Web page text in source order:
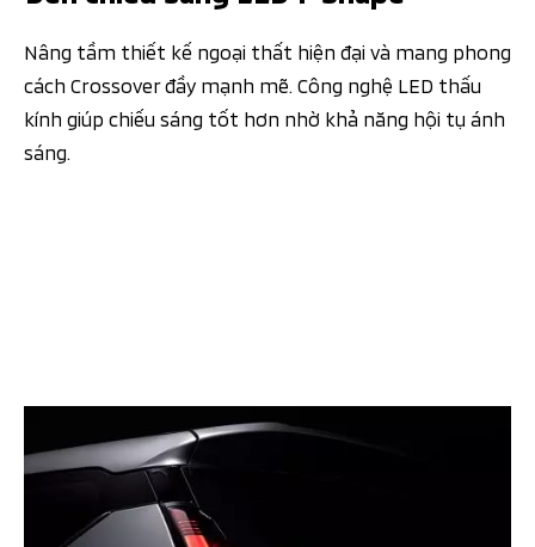
Nâng tầm thiết kế ngoại thất hiện đại và mang phong
cách Crossover đầy mạnh mẽ. Công nghệ LED thấu
kính giúp chiếu sáng tốt hơn nhờ khả năng hội tụ ánh
sáng.